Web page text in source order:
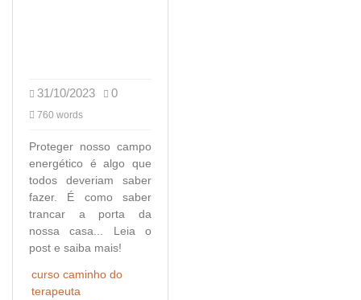
31/10/2023 0
760 words
Proteger nosso campo
energético é algo que
todos deveriam saber
fazer. É como saber
trancar a porta da
nossa casa... Leia o
post e saiba mais!
curso caminho do
terapeuta